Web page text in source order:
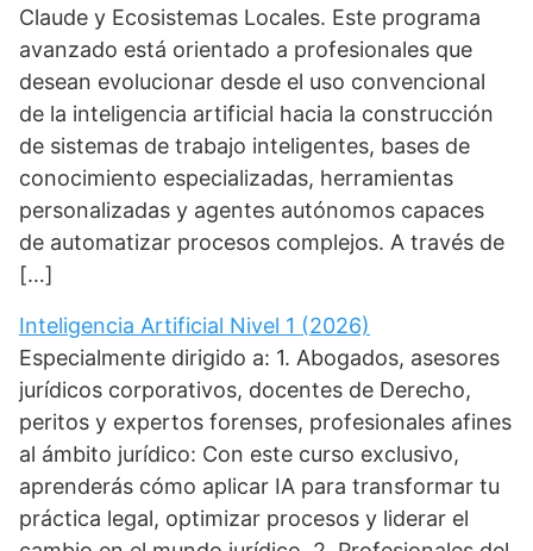
Claude y Ecosistemas Locales. Este programa
avanzado está orientado a profesionales que
desean evolucionar desde el uso convencional
de la inteligencia artificial hacia la construcción
de sistemas de trabajo inteligentes, bases de
conocimiento especializadas, herramientas
personalizadas y agentes autónomos capaces
de automatizar procesos complejos. A través de
[…]
Inteligencia Artificial Nivel 1 (2026)
Especialmente dirigido a: 1. Abogados, asesores
jurídicos corporativos, docentes de Derecho,
peritos y expertos forenses, profesionales afines
al ámbito jurídico: Con este curso exclusivo,
aprenderás cómo aplicar IA para transformar tu
práctica legal, optimizar procesos y liderar el